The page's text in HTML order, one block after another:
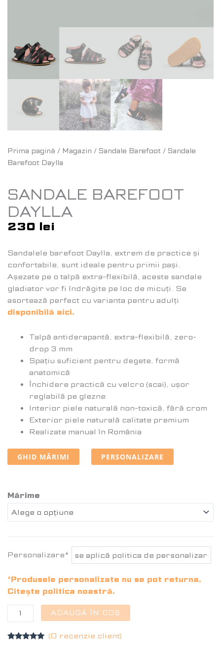
Prima pagină / Magazin / Sandale Barefoot / Sandale
Barefoot Daylla
SANDALE BAREFOOT
DAYLLA
230 lei
Sandalele barefoot Daylla, extrem de practice și
confortabile, sunt ideale pentru primii pași.
Așezate pe o talpă extra-flexibilă, aceste sandale
gladiator vor fi îndrăgite pe loc de micuți. Se
asortează perfect cu varianta pentru adulți
disponibilă aici.
Talpă antiderapantă, extra-flexibilă, zero-
drop 3 mm
Spațiu suficient pentru degete, formă
anatomică
Închidere practică cu velcro (scai), ușor
reglabilă pe glezne
Interior piele naturală non-toxică, fără crom
Exterior piele naturală calitate premium
Realizate manual în România
GHID MĂRIMI PERSONALIZARE
Mărime
Personalizare*
*Produsele personalizate nu se pot returna.
Citește politica noastră.
ADAUGĂ ÎN COȘ
(O recenzie client)